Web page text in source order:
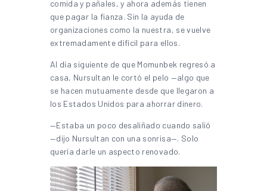
comida y pañales, y ahora además tienen
que pagar la fianza. Sin la ayuda de
organizaciones como la nuestra, se vuelve
extremadamente difícil para ellos.
Al día siguiente de que Momunbek regresó a
casa, Nursultan le cortó el pelo —algo que
se hacen mutuamente desde que llegaron a
los Estados Unidos para ahorrar dinero.
—Estaba un poco desaliñado cuando salió
—dijo Nursultan con una sonrisa—. Solo
quería darle un aspecto renovado.